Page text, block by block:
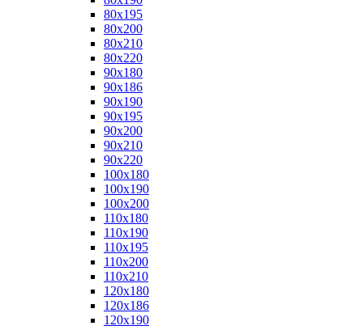
80x195
80x200
80x210
80x220
90x180
90x186
90x190
90x195
90x200
90x210
90x220
100x180
100x190
100x200
110x180
110x190
110x195
110x200
110x210
120x180
120x186
120x190